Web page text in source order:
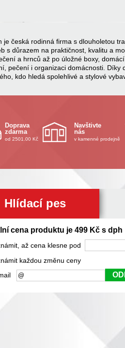
je česká rodinná firma s dlouholetou
s důrazem na praktičnost, kvalitu a
a hrnců až po úložné boxy,
pečení i organizaci domácnosti. Díky
kdo hledá spolehlivé a stylové
Doprava
zdarma
od 2501.00 Kč
Navštivte
nás
v kamenné prodejně
Hlídací pes
cena produktu je 499 Kč s dph
až cena klesne pod
každou změnu ceny